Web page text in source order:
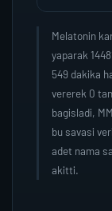
Melatonin
yaparak
549 dakika
vererek 0
bagisladi,
bu savasi
adet nama
akitti.